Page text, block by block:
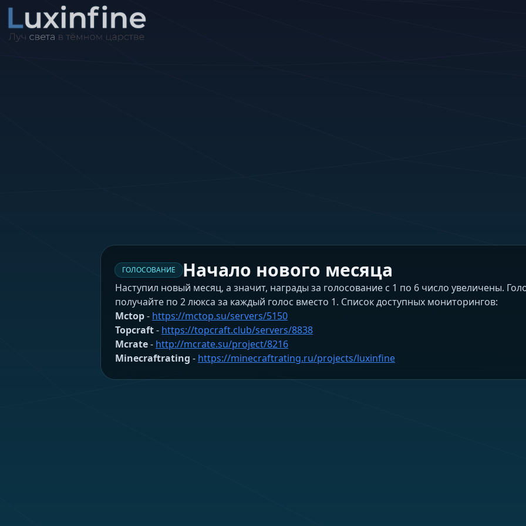
ГОЛОСОВАНИЕ Начало нового месяца
Наступил новый месяц, а значит, награды за голосование с 1 по 6 число увеличены.
получайте по 2 люкса за каждый голос вместо 1. Список доступных мониторингов:
Mctop- https://mctop.su/servers/5150
Topcraft- https://topcraft.club/servers/8838
Mcrate- http://mcrate.su/project/8216
Minecraftrating - https://minecraftrating.ru/projects/luxinfine